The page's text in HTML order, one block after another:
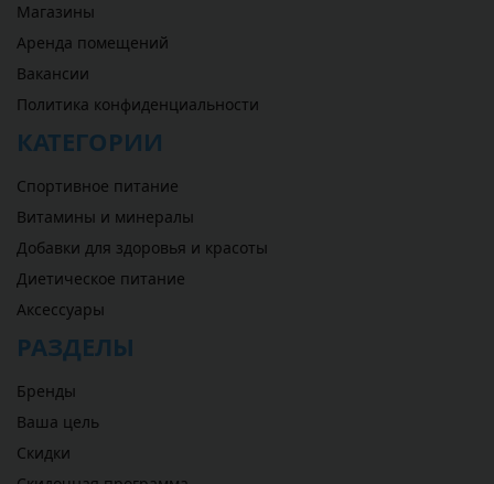
Магазины
Аренда помещений
Вакансии
Политика конфиденциальности
КАТЕГОРИИ
Спортивное питание
Витамины и минералы
Добавки для здоровья и красоты
Диетическое питание
Аксессуары
РАЗДЕЛЫ
Бренды
Ваша цель
Скидки